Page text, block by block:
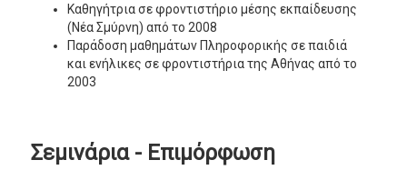
Καθηγήτρια σε φροντιστήριο μέσης εκπαίδευσης
(Νέα Σμύρνη) από το 2008
Παράδοση μαθημάτων Πληροφορικής σε παιδιά
και ενήλικες σε φροντιστήρια της Αθήνας από το
2003
Σεμινάρια - Επιμόρφωση